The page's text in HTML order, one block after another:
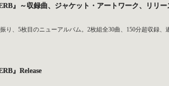
』～収録曲、ジャケット・アートワーク、リリー
り、5枚目のニューアルバム。2枚組全30曲、150分超収録
』Release